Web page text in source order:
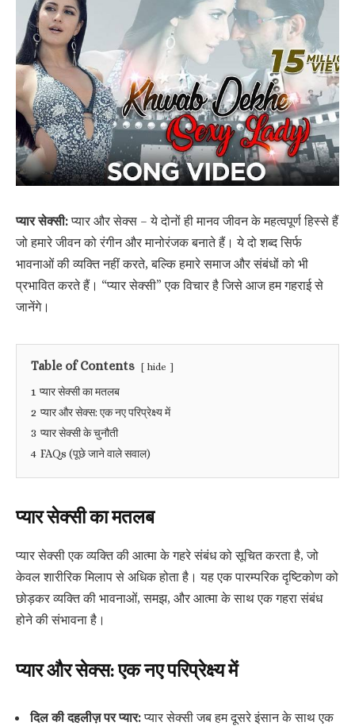
प्यार सेक्सी:प्यार और सेक्स – ये दोनों ही मानव जीवन के महत्वपूर्ण हिस्से हैं
जो हमारे जीवन को रंगीन और मानोरंजक बनाते हैं। ये दो शब्द सिर्फ
भावनाओं की व्यक्ति नहीं करते, बल्कि हमारे समाज और संबंधों को भी
प्रभावित करते हैं। “प्यार सेक्सी” एक विचार है जिसे आज हम गहराई से
जानेंगे।
Table of Contents hide
1 प्यार सेक्सी का मतलब
2 प्यार और सेक्स: एक नए परिप्रेक्ष्य में
3 प्यार सेक्सी के चुनौती
4 FAQs (पूछे जाने वाले सवाल)
प्यार सेक्सी का मतलब
प्यार सेक्सी एक व्यक्ति की आत्मा के गहरे संबंध को सूचित करता है, जो
केवल शारीरिक मिलाप से अधिक होता है। यह एक पारम्परिक दृष्टिकोण को
छोड़कर व्यक्ति की भावनाओं, समझ, और आत्मा के साथ एक गहरा संबंध
होने की संभावना है।
प्यार और सेक्स: एक नए परिप्रेक्ष्य में
दिल की दहलीज़ पर प्यार:प्यार सेक्सी जब हम दूसरे इंसान के साथ एक